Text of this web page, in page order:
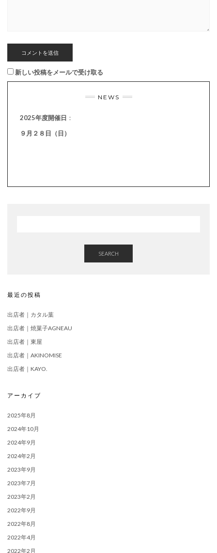
新しい投稿をメールで受け取る
NEWS
2025年度開催日 ：
９月２８日（日）
SEARCH
最近の投稿
出店者｜カタル葉
出店者｜焼菓子AGNEAU
出店者｜東屋
出店者｜AKINOMISE
出店者｜KAYO.
アーカイブ
2025年8月
2024年10月
2024年9月
2024年2月
2023年9月
2023年7月
2023年2月
2022年9月
2022年8月
2022年4月
2022年2月